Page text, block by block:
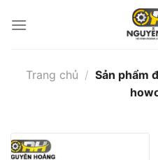
qua
Trang chủ / Sản phẩm